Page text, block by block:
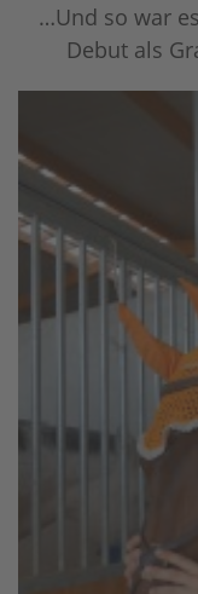
…Und so war
Debut als